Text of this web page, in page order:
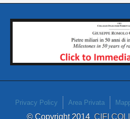
Privacy Policy Area Privata
© Copyright 2014 CIFI